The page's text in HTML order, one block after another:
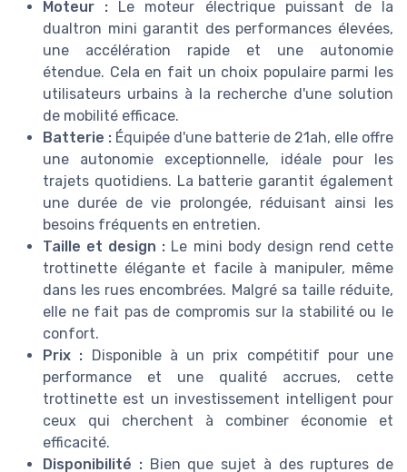
Moteur : Le moteur électrique puissant de la
dualtron mini garantit des performances élevées,
une accélération rapide et une autonomie
étendue. Cela en fait un choix populaire parmi les
utilisateurs urbains à la recherche d'une solution
de mobilité efficace.
Batterie : Équipée d'une batterie de 21ah, elle offre
une autonomie exceptionnelle, idéale pour les
trajets quotidiens. La batterie garantit également
une durée de vie prolongée, réduisant ainsi les
besoins fréquents en entretien.
Taille et design : Le mini body design rend cette
trottinette élégante et facile à manipuler, même
dans les rues encombrées. Malgré sa taille réduite,
elle ne fait pas de compromis sur la stabilité ou le
confort.
Prix : Disponible à un prix compétitif pour une
performance et une qualité accrues, cette
trottinette est un investissement intelligent pour
ceux qui cherchent à combiner économie et
efficacité.
Disponibilité :Bien que sujet à des ruptures de